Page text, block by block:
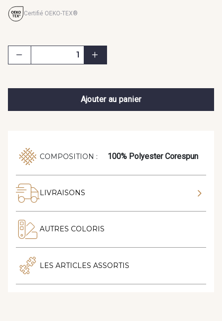
Certifié OEKO-TEX®
Ajouter au panier
COMPOSITION : 100% Polyester Corespun
LIVRAISONS
AUTRES COLORIS
LES ARTICLES ASSORTIS